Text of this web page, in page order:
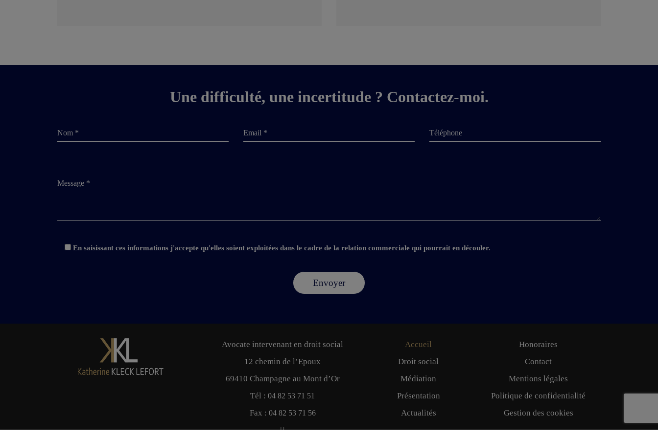
Une difficulté, une incertitude ? Contactez-moi.
En saisissant ces informations j'accepte qu'elles soient exploitées dans le cadre de la relation commerciale qui pourrait en découler.
Avocate intervenant en droit social
12 chemin de l’Epoux
69410 Champagne au Mont d’Or
Tél : 04 82 53 71 51
Fax : 04 82 53 71 56
Accueil
Droit social
Médiation
Présentation
Actualités
Honoraires
Contact
Mentions légales
Politique de confidentialité
Gestion des cookies